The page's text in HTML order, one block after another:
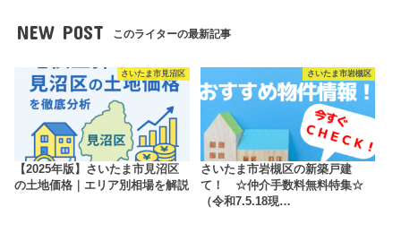
NEW POST このライターの最新記事
さいたま市見沼区
【2025年版】さいたま市見沼区
の土地価格｜エリア別相場を解説
さいたま市岩槻区
さいたま市岩槻区の新築戸建
て！ ☆仲介手数料無料特集☆
（令和7.5.18現…